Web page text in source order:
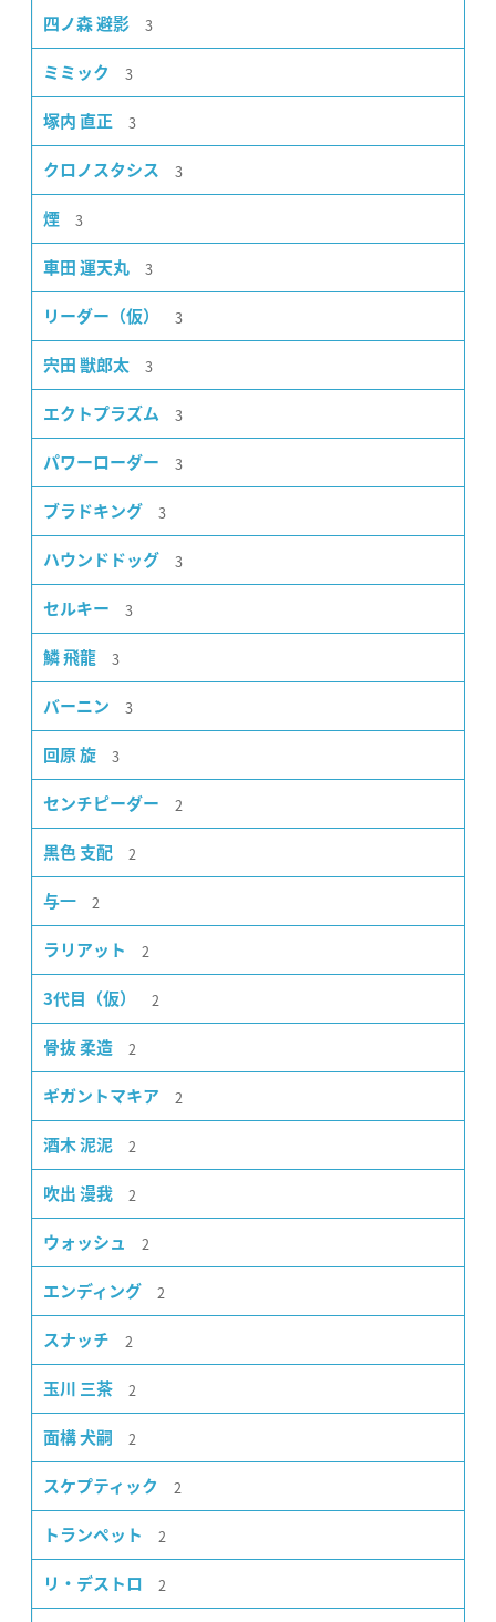
四ノ森 避影 3
ミミック 3
塚内 直正 3
クロノスタシス 3
煙 3
車田 運天丸 3
リーダー（仮） 3
宍田 獣郎太 3
エクトプラズム 3
パワーローダー 3
ブラドキング 3
ハウンドドッグ 3
セルキー 3
鱗 飛龍 3
バーニン 3
回原 旋 3
センチピーダー 2
黒色 支配 2
与一 2
ラリアット 2
3代目（仮） 2
骨抜 柔造 2
ギガントマキア 2
酒木 泥泥 2
吹出 漫我 2
ウォッシュ 2
エンディング 2
スナッチ 2
玉川 三茶 2
面構 犬嗣 2
スケプティック 2
トランペット 2
リ・デストロ 2